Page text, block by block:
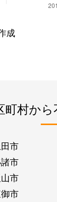
成
町村か
市
市
市
市